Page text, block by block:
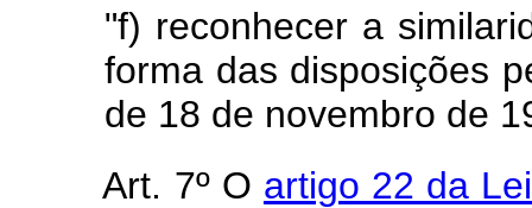
"f) reconhecer a
forma das disposições
de 18 de novembro de
Art. 7º O artigo 22 da